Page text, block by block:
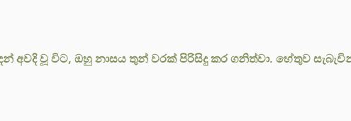
වූ විට, ඔහු නාසය තුන් වරක් පිරිසිදු කර ගනිත්වා. හේතුව